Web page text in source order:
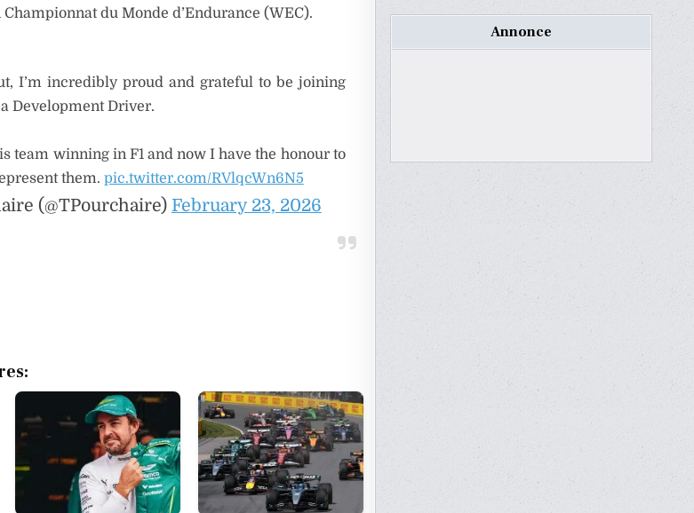
du Monde d’Endurance (WEC).
I’m incredibly proud and grateful to be joining
Development Driver.
team winning in F1 and now I have the honour to
them. pic.twitter.com/RVlqcWn6N5
(@TPourchaire) February 23, 2026
Annonce